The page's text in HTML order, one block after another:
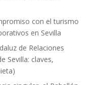
con el turismo
en Sevilla
de Relaciones
Sevilla: claves,